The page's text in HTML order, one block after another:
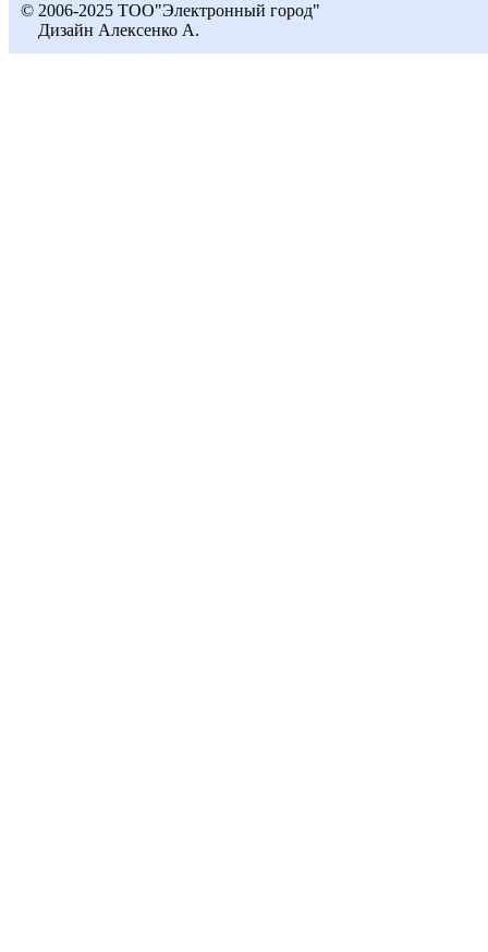
© 2006-2025 ТОО"Электронный город"
Дизайн Алексенко А.